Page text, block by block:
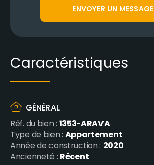
Caractéristiques
GÉNÉRAL
Réf. du bien :1353-ARAVA
Type de bien :Appartement
Année de construction : 2020
Ancienneté :Récent
ENVOYER UN MESSAGE